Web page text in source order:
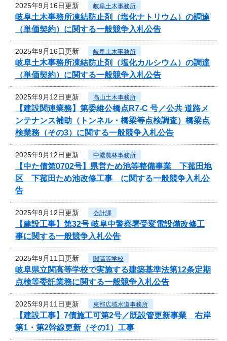
2025年9月16日更新 岐阜土木事務所
岐阜土木事務所凍結防止剤（塩化ナトリウム）の調達
（単価契約）に関する一般競争入札公告
2025年9月16日更新 岐阜土木事務所
岐阜土木事務所凍結防止剤（塩化カルシウム）の調達
（単価契約）に関する一般競争入札公告
2025年9月12日更新 高山土木事務所
【建設関連業務】第委維公橋点R7-C 号／公共 道路メ
ンテナンス補助（トンネル・橋梁等点検調査）橋梁点
検業務（その3）に関する一般競争入札公告
2025年9月12日更新 中濃農林事務所
【中た債第0702号】県営ため池等整備事業 下菰田地
区 下菰田ため池改修工事 に関する一般競争入札公
告
2025年9月12日更新 会計課
【建設工事】第32号 岐阜中警察署受変電設備改修工
事に関する一般競争入札公告
2025年9月11日更新 関高等学校
岐阜県立関高等学校で実施する建築基準法第12条定期
点検等委託業務に関する一般競争入札公告
2025年9月11日更新 東部広域水道事務所
【建設工事】7債施工可第2号／既設管更新事業 右岸
第1・第2幹線更新（その1）工事